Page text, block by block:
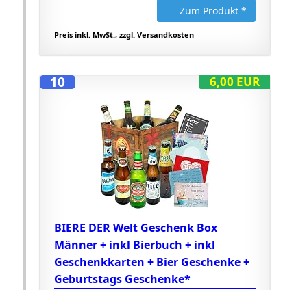
Zum Produkt *
Preis inkl. MwSt., zzgl. Versandkosten
6,00 EUR
10
BIERE DER Welt Geschenk Box
Männer + inkl Bierbuch + inkl
Geschenkkarten + Bier Geschenke +
Geburtstags Geschenke*